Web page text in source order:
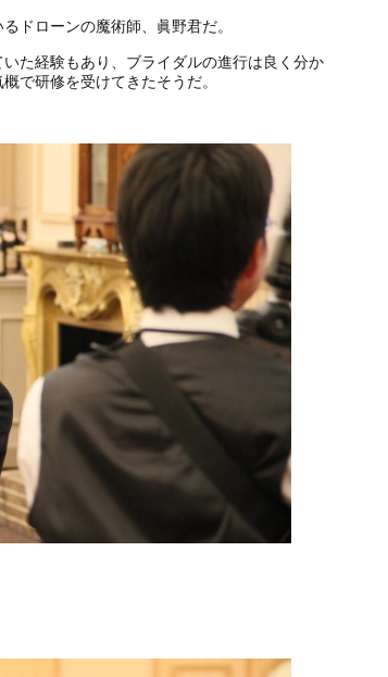
ドローンの魔術師、眞野君だ。
た経験もあり、ブライダルの進行は良く分か
で研修を受けてきたそうだ。